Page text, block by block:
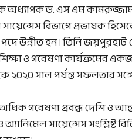
ড. এস এম
সায়েন্সেস বিভাগে প্রভাষক
উন্নীত হন। তিনি
ও গবেষণা কার্যক্রমের
২০২০ সাল পর্যন্ত সফলতার
গবেষণা প্রবন্ধ দেশি ও
সায়েন্সেস সংশ্লিষ্ট